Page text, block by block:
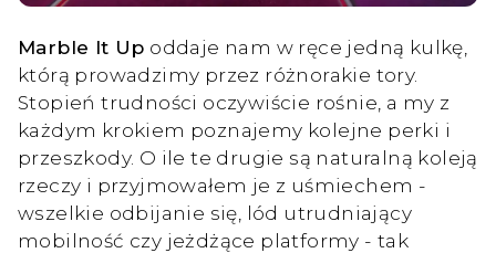
Marble It Up oddaje nam w ręce jedną kulkę,
którą prowadzimy przez różnorakie tory.
Stopień trudności oczywiście rośnie, a my z
każdym krokiem poznajemy kolejne perki i
przeszkody. O ile te drugie są naturalną koleją
rzeczy i przyjmowałem je z uśmiechem -
wszelkie odbijanie się, lód utrudniający
mobilność czy jeżdżące platformy - tak